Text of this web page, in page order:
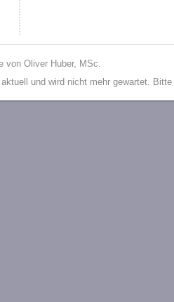
von Oliver Huber, MSc.
aktuell und wird nicht mehr gewartet.